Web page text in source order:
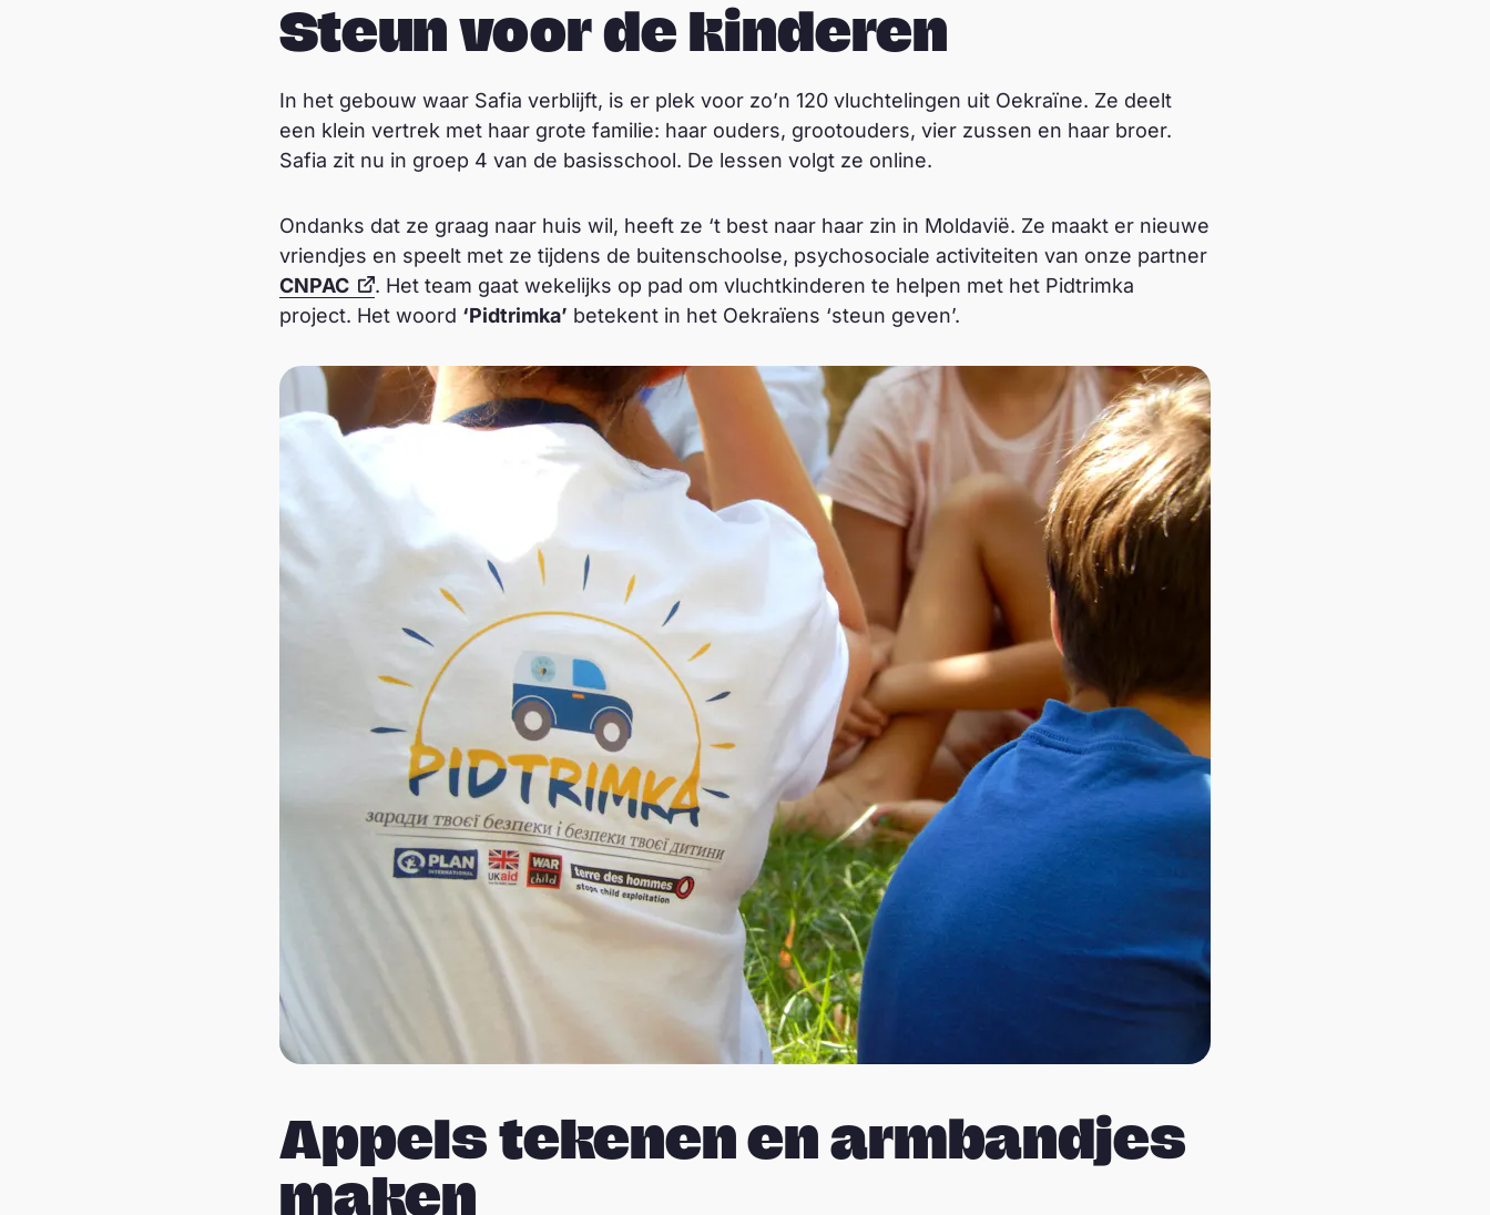
Steun voor de kinderen
In het gebouw waar Safia verblijft, is er plek voor zo’n 120 vluchtelingen uit Oekraïne. Ze deelt
een klein vertrek met haar grote familie: haar ouders, grootouders, vier zussen en haar broer.
Safia zit nu in groep 4 van de basisschool. De lessen volgt ze online.
Ondanks dat ze graag naar huis wil, heeft ze ‘t best naar haar zin in Moldavië. Ze maakt er nieuwe
vriendjes en speelt met ze tijdens de buitenschoolse, psychosociale activiteiten van onze partner
CNPAC
. Het team gaat wekelijks op pad om vluchtkinderen te helpen met het Pidtrimka
project. Het woord ‘Pidtrimka’ betekent in het Oekraïens ‘steun geven’.
Appels tekenen en armbandjes
maken